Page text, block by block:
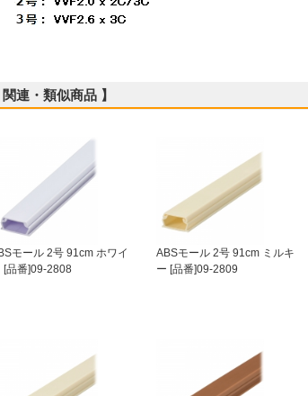
連・類似商品 】
モール 2号 91cm ホワイ
[品番]09-2808
ABSモール 2号 91cm ミルキ
ー [品番]09-2809